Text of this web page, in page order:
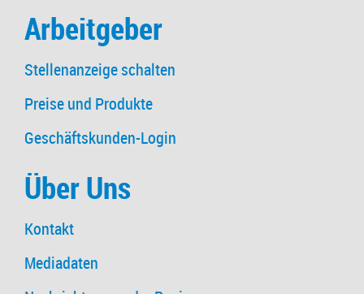
Arbeitgeber
Stellenanzeige schalten
Preise und Produkte
Geschäftskunden-Login
Über Uns
Kontakt
Mediadaten